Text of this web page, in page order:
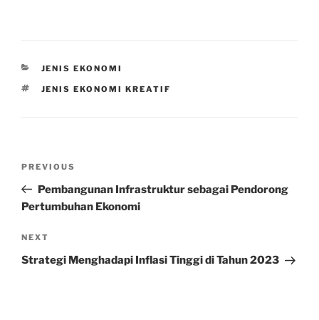
CATEGORIES
JENIS EKONOMI
TAGS
JENIS EKONOMI KREATIF
Previous
Post
PREVIOUS
Pembangunan Infrastruktur sebagai Pendorong
Pertumbuhan Ekonomi
Next
Post
NEXT
Strategi Menghadapi Inflasi Tinggi di Tahun 2023